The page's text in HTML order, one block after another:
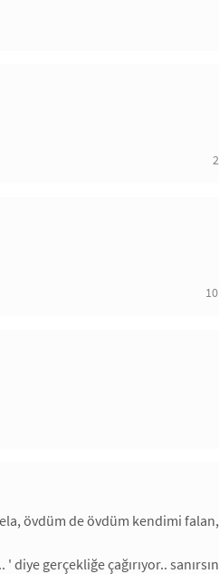
övdüm de övdüm kendimi
gerçekliğe çağırıyor..